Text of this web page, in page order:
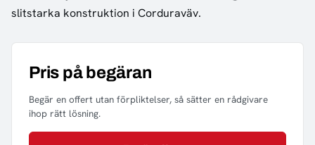
slitstarka konstruktion i Corduraväv.
Pris på begäran
Begär en offert utan förpliktelser, så sätter en rådgivare
ihop rätt lösning.